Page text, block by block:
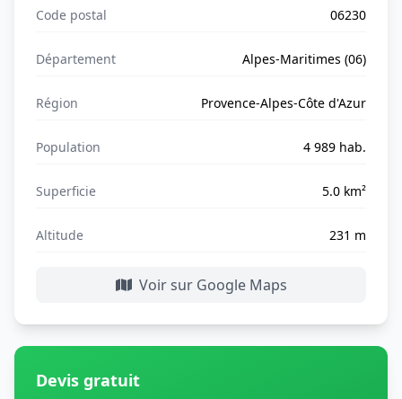
Code postal 06230
Département Alpes-Maritimes (06)
Région Provence-Alpes-Côte d'Azur
Population 4 989 hab.
Superficie 5.0 km²
Altitude 231 m
Voir sur Google Maps
Devis gratuit